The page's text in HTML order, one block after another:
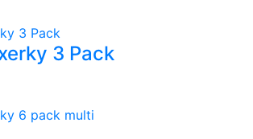
3 Pack